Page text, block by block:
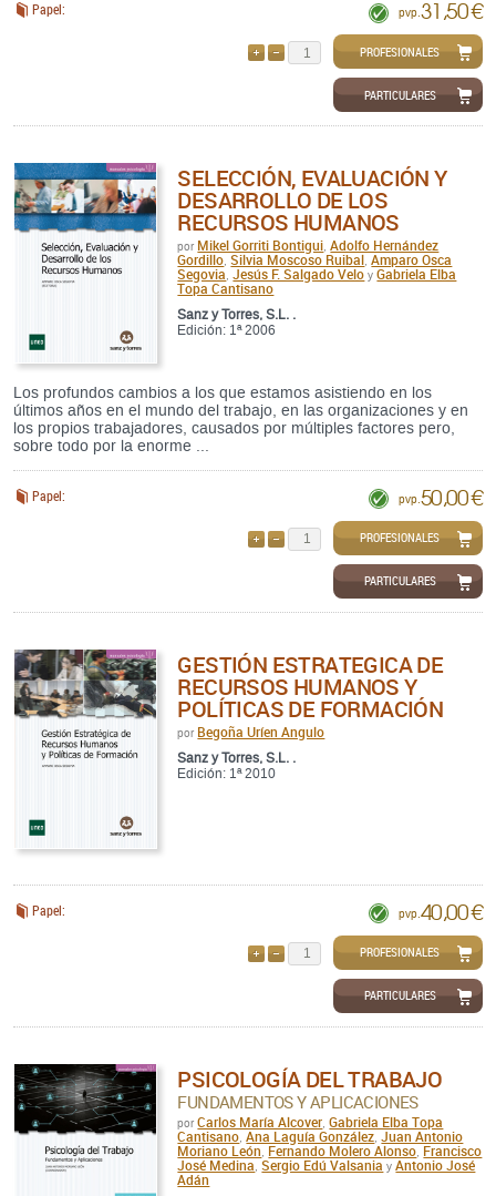
Papel: pvp.31,50 €
QUITARPROFESIONALES
PARTICULARES
SELECCIÓN, EVALUACIÓN Y
DESARROLLO DE LOS
RECURSOS HUMANOS
por Mikel Gorriti Bontigui ,Adolfo Hernández
Gordillo ,Silvia Moscoso Ruibal ,Amparo Osca
Segovia
,Jesús F. Salgado Velo yGabriela Elba
Topa Cantisano
Sanz y Torres, S.L. .
Edición: 1ª 2006
Los profundos cambios a los que estamos asistiendo en los
últimos años en el mundo del trabajo, en las organizaciones y en
los propios trabajadores, causados por múltiples factores pero,
sobre todo por la enorme ...
Papel: pvp. 50,00 €
QUITARPROFESIONALES
PARTICULARES
GESTIÓN ESTRATEGICA DE
RECURSOS HUMANOS Y
POLÍTICAS DE FORMACIÓN
por Begoña Uríen Angulo
Sanz y Torres, S.L. .
Edición: 1ª 2010
Papel: pvp. 40,00 €
QUITARPROFESIONALES
PARTICULARES
PSICOLOGÍA DEL TRABAJO
FUNDAMENTOS Y APLICACIONES
porCarlos María Alcover ,Gabriela Elba Topa
Cantisano ,Ana Laguía González ,Juan Antonio
Moriano León Fernando Molero Alonso Francisco
José Medina
,Sergio Edú Valsania yAntonio José
Adán